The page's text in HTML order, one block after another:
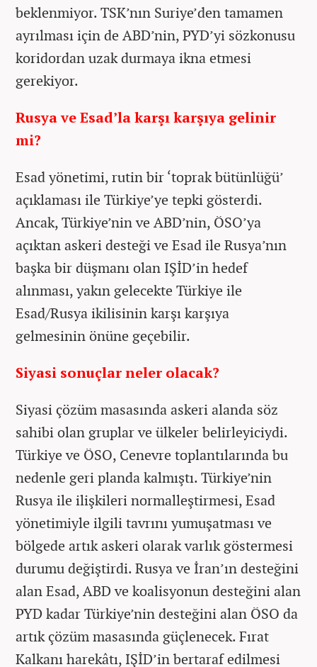
beklenmiyor. TSK’nın Suriye’den tamamen
ayrılması için de ABD’nin, PYD’yi sözkonusu
koridordan uzak durmaya ikna etmesi
gerekiyor.
Rusya ve Esad’la karşı karşıya gelinir
mi?
Esad yönetimi, rutin bir ‘toprak bütünlüğü’
açıklaması ile Türkiye’ye tepki gösterdi.
Ancak, Türkiye’nin ve ABD’nin, ÖSO’ya
açıktan askeri desteği ve Esad ile Rusya’nın
başka bir düşmanı olan IŞİD’in hedef
alınması, yakın gelecekte Türkiye ile
Esad/Rusya ikilisinin karşı karşıya
gelmesinin önüne geçebilir.
Siyasi sonuçlar neler olacak?
Siyasi çözüm masasında askeri alanda söz
sahibi olan gruplar ve ülkeler belirleyiciydi.
Türkiye ve ÖSO, Cenevre toplantılarında bu
nedenle geri planda kalmıştı. Türkiye’nin
Rusya ile ilişkileri normalleştirmesi, Esad
yönetimiyle ilgili tavrını yumuşatması ve
bölgede artık askeri olarak varlık göstermesi
durumu değiştirdi. Rusya ve İran’ın desteğini
alan Esad, ABD ve koalisyonun desteğini alan
PYD kadar Türkiye’nin desteğini alan ÖSO da
artık çözüm masasında güçlenecek. Fırat
Kalkanı harekâtı, IŞİD’in bertaraf edilmesi